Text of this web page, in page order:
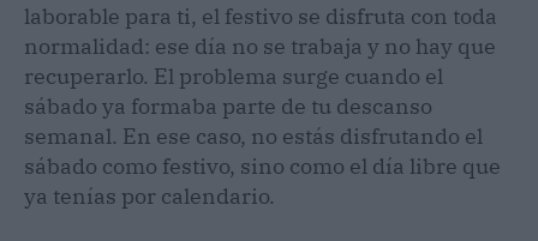
laborable para ti, el festivo se disfruta con toda
normalidad: ese día no se trabaja y no hay que
recuperarlo. El problema surge cuando el
sábado ya formaba parte de tu descanso
semanal. En ese caso, no estás disfrutando el
sábado como festivo, sino como el día libre que
ya tenías por calendario.